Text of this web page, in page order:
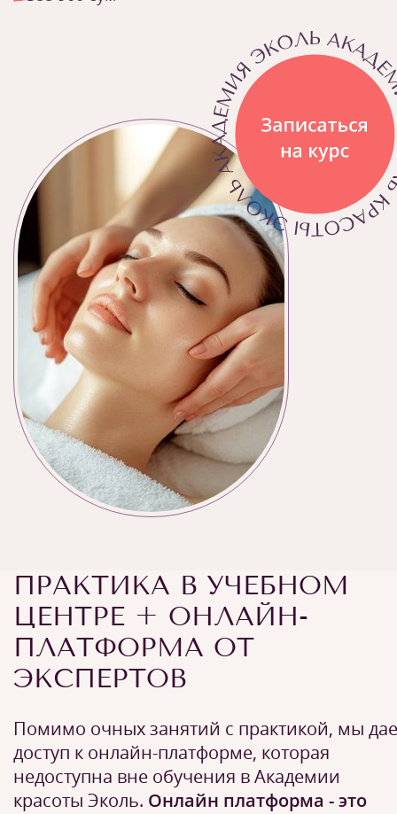
ПРАКТИКА В УЧЕБНОМ
ЦЕНТРЕ + ОНЛАЙН-
ПЛАТФОРМА ОТ
ЭКСПЕРТОВ
Помимо очных занятий с практикой, мы
доступ к онлайн-платформе, которая
недоступна вне обучения в Академии
красоты Эколь. Онлайн платформа - это